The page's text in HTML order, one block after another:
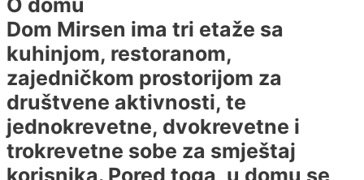
O domu
Dom Mirsen ima tri etaže sa
kuhinjom, restoranom,
zajedničkom prostorijom za
društvene aktivnosti, te
jednokrevetne, dvokrevetne i
trokrevetne sobe za smještaj